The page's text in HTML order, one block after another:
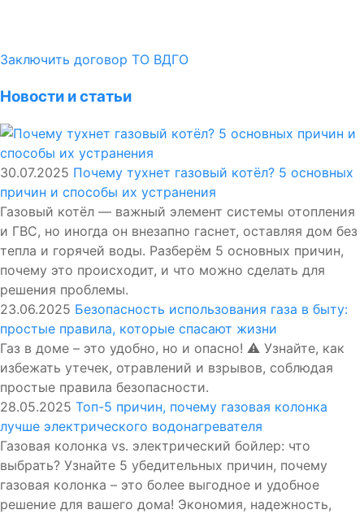
Заключить договор ТО ВДГО
Новости и статьи
30.07.2025 Почему тухнет газовый котёл? 5 основных
причин и способы их устранения
Газовый котёл — важный элемент системы отопления
и ГВС, но иногда он внезапно гаснет, оставляя дом без
тепла и горячей воды. Разберём 5 основных причин,
почему это происходит, и что можно сделать для
решения проблемы.
23.06.2025 Безопасность использования газа в быту:
простые правила, которые спасают жизни
Газ в доме – это удобно, но и опасно! ⚠️ Узнайте, как
избежать утечек, отравлений и взрывов, соблюдая
простые правила безопасности.
28.05.2025 Топ-5 причин, почему газовая колонка
лучше электрического водонагревателя
Газовая колонка vs. электрический бойлер: что
выбрать? Узнайте 5 убедительных причин, почему
газовая колонка – это более выгодное и удобное
решение для вашего дома! Экономия, надежность,